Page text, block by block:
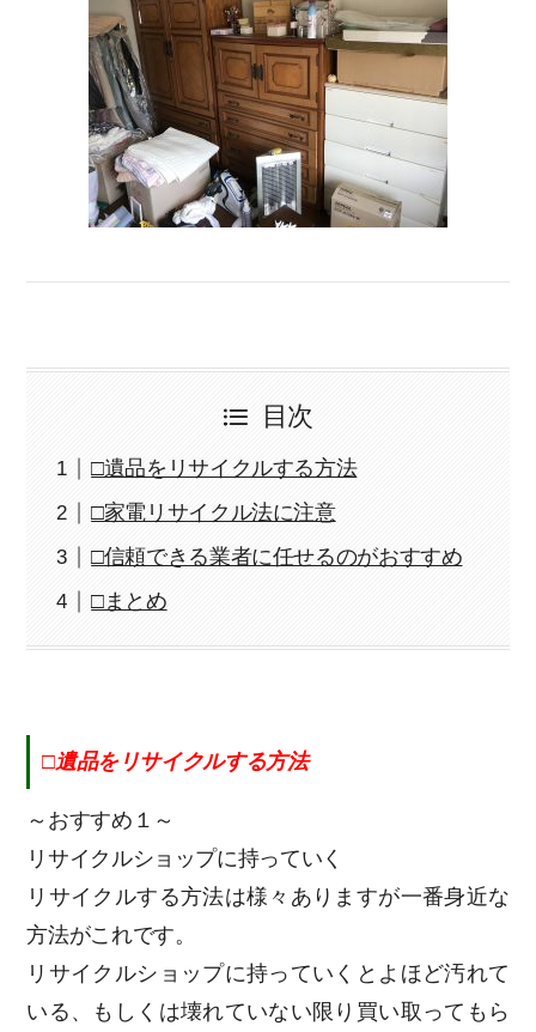
目次
□遺品をリサイクルする方法
□家電リサイクル法に注意
□信頼できる業者に任せるのがおすすめ
□まとめ
□遺品をリサイクルする方法
～おすすめ１～
リサイクルショップに持っていく
リサイクルする方法は様々ありますが一番身近な
方法がこれです。
リサイクルショップに持っていくとよほど汚れて
いる、もしくは壊れていない限り買い取ってもら